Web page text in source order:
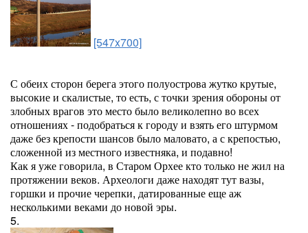
[547x700]
С обеих сторон берега этого полуострова жутко крутые,
высокие и скалистые, то есть, с точки зрения обороны от
злобных врагов это место было великолепно во всех
отношениях - подобраться к городу и взять его штурмом
даже без крепости шансов было маловато, а с крепостью,
сложенной из местного известняка, и подавно!
Как я уже говорила, в Старом Орхее кто только не жил на
протяжении веков. Археологи даже находят тут вазы,
горшки и прочие черепки, датированные еще аж
несколькими веками до новой эры.
5.